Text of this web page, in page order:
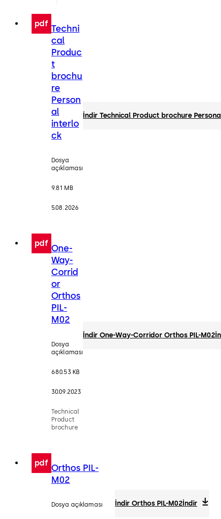
pdf Techni
cal
Produc
t
brochu
re
Person
al
interlo
ck
Dosya
açıklaması
9.81 MB
5.08.2026
İndir Technical Product brochure
pdf One-
Way-
Corrid
or
Orthos
PIL-
M02
Dosya
açıklaması
680.53 KB
30.09.2023
Technical
Product
brochure
İndir One-Way-Corridor Orthos PIL-M02
pdf Orthos PIL-
M02
Dosya açıklaması İndir Orthos PIL-M02İndir